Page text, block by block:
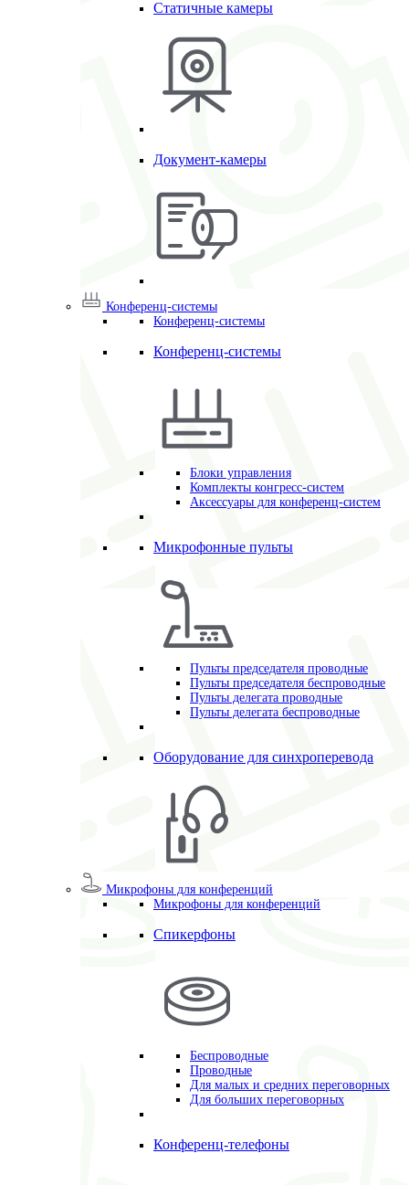
Статичные камеры
Документ-камеры
Конференц-системы
Конференц-системы
Конференц-системы
Блоки управления
Комплекты конгресс-систем
Аксессуары для конференц-систем
Микрофонные пульты
Пульты председателя проводные
Пульты председателя беспроводные
Пульты делегата проводные
Пульты делегата беспроводные
Оборудование для синхроперевода
Микрофоны для конференций
Микрофоны для конференций
Спикерфоны
Беспроводные
Проводные
Для малых и средних переговорных
Для больших переговорных
Конференц-телефоны